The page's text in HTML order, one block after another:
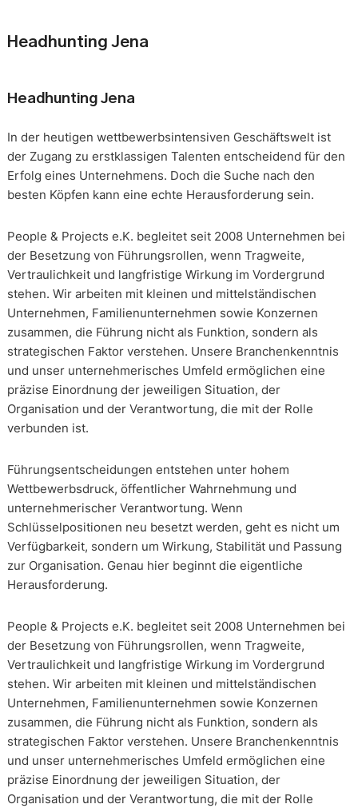
Headhunting Jena
Headhunting Jena
In der heutigen wettbewerbsintensiven Geschäftswelt ist
der Zugang zu erstklassigen Talenten entscheidend für den
Erfolg eines Unternehmens. Doch die Suche nach den
besten Köpfen kann eine echte Herausforderung sein.
People & Projects e.K. begleitet seit 2008 Unternehmen bei
der Besetzung von Führungsrollen, wenn Tragweite,
Vertraulichkeit und langfristige Wirkung im Vordergrund
stehen. Wir arbeiten mit kleinen und mittelständischen
Unternehmen, Familienunternehmen sowie Konzernen
zusammen, die Führung nicht als Funktion, sondern als
strategischen Faktor verstehen. Unsere Branchenkenntnis
und unser unternehmerisches Umfeld ermöglichen eine
präzise Einordnung der jeweiligen Situation, der
Organisation und der Verantwortung, die mit der Rolle
verbunden ist.
Führungsentscheidungen entstehen unter hohem
Wettbewerbsdruck, öffentlicher Wahrnehmung und
unternehmerischer Verantwortung. Wenn
Schlüsselpositionen neu besetzt werden, geht es nicht um
Verfügbarkeit, sondern um Wirkung, Stabilität und Passung
zur Organisation. Genau hier beginnt die eigentliche
Herausforderung.
People & Projects e.K. begleitet seit 2008 Unternehmen bei
der Besetzung von Führungsrollen, wenn Tragweite,
Vertraulichkeit und langfristige Wirkung im Vordergrund
stehen. Wir arbeiten mit kleinen und mittelständischen
Unternehmen, Familienunternehmen sowie Konzernen
zusammen, die Führung nicht als Funktion, sondern als
strategischen Faktor verstehen. Unsere Branchenkenntnis
und unser unternehmerisches Umfeld ermöglichen eine
präzise Einordnung der jeweiligen Situation, der
Organisation und der Verantwortung, die mit der Rolle